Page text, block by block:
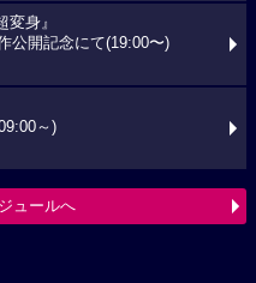
変身』
公開記念にて(19:00〜)
～)
ュールへ